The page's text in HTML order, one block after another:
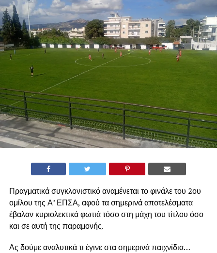
Πραγματικά συγκλονιστικό αναμένεται το φινάλε του 2ου
ομίλου της Α’ ΕΠΣΑ, αφού τα σημερινά αποτελέσματα
έβαλαν κυριολεκτικά φωτιά τόσο στη μάχη του τίτλου όσο
και σε αυτή της παραμονής.
Ας δούμε αναλυτικά τι έγινε στα σημερινά παιχνίδια…